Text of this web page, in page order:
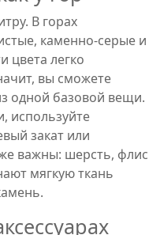
В горах
каменно‑серые и
цвета легко
вы сможете
одной базовой вещи.
используйте
закат или
важны: шерсть, флис
мягкую ткань